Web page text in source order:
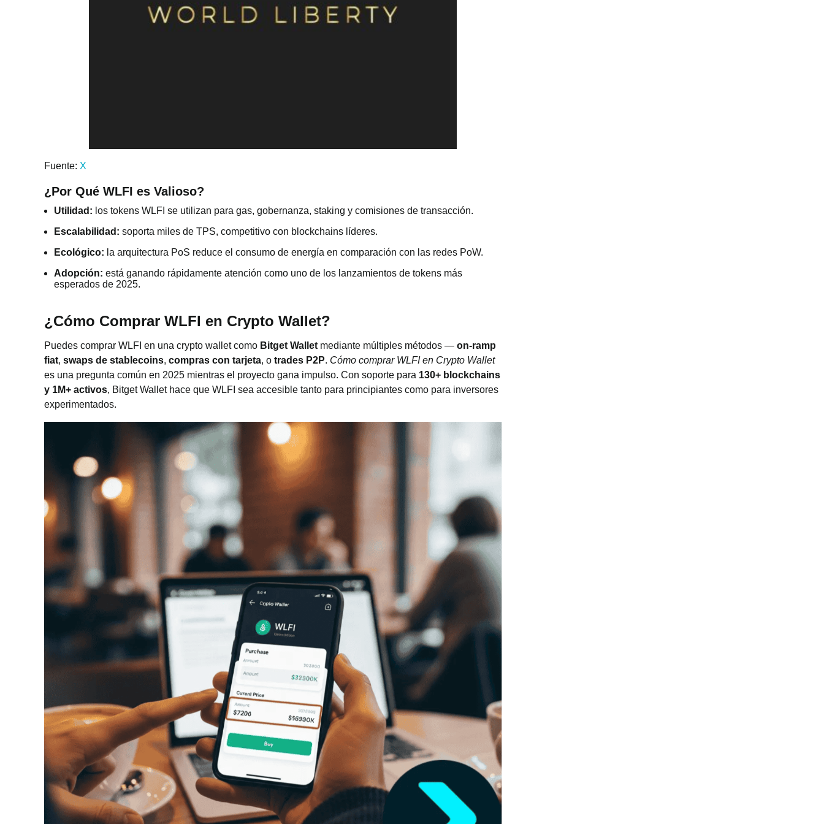
Fuente: X
¿Por Qué WLFI es Valioso?
Utilidad: los tokens WLFI se utilizan para gas, gobernanza, staking y comisiones de transacción.
Escalabilidad: soporta miles de TPS, competitivo con blockchains líderes.
Ecológico: la arquitectura PoS reduce el consumo de energía en comparación con las redes PoW.
Adopción: está ganando rápidamente atención como uno de los lanzamientos de tokens más
esperados de 2025.
¿Cómo Comprar WLFI en Crypto Wallet?
Puedes comprar WLFI en una crypto wallet como Bitget Wallet mediante múltiples métodos — on-ramp
fiat, swaps de stablecoins, compras con tarjeta, o trades P2P. Cómo comprar WLFI en Crypto Wallet
es una pregunta común en 2025 mientras el proyecto gana impulso. Con soporte para 130+ blockchains
y 1M+ activos, Bitget Wallet hace que WLFI sea accesible tanto para principiantes como para inversores
experimentados.